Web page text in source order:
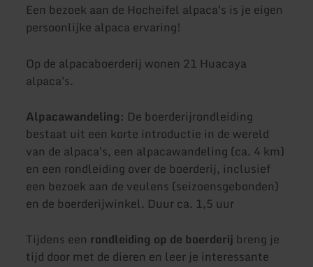
Een bezoek aan de Hocheifel alpaca's is je eigen
persoonlijke alpaca ervaring!
Op de alpacaboerderij wonen 21 Huacaya
alpaca's.
Alpacawandeling: De boerderijrondleiding
bestaat uit een korte introductie in de wereld
van de alpaca's, een alpacawandeling (ca. 4 km)
en een rondleiding over de boerderij, inclusief
een bezoek aan de veulens (seizoensgebonden)
en de boerderijwinkel. Duur ca. 1,5 uur
Tijdens een rondleiding op de boerderij breng je
tijd door met de dieren en leer je interessante